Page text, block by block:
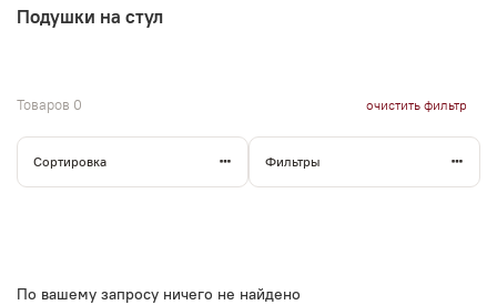
Подушки на стул
Товаров 0 очистить фильтр
Сортировка Фильтры
По вашему запросу ничего не найдено